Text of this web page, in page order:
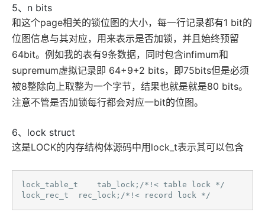
5、n bits
和这个page相关的锁位图的大小，每一行记录都有1 bit的
位图信息与其对应，用来表示是否加锁，并且始终预留
64bit。例如我的表有9条数据，同时包含infimum和
supremum虚拟记录即 64+9+2 bits，即75bits但是必须
被8整除向上取整为一个字节，结果也就是就是80 bits。
注意不管是否加锁每行都会对应一bit的位图。
6、lock struct
这是LOCK的内存结构体源码中用lock_t表示其可以包含
lock_table_t    tab_lock;/*!< table lock */
lock_rec_t  rec_lock;/*!< record lock */